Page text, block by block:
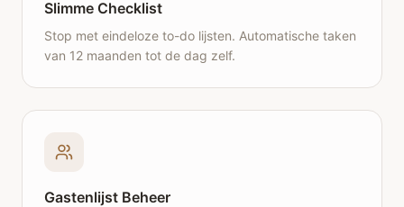
Slimme Checklist
Stop met eindeloze to-do lijsten. Automatische taken
van 12 maanden tot de dag zelf.
Gastenlijst Beheer